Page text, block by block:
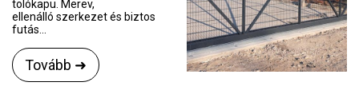
tolókapu. Merev,
ellenálló szerkezet és biztos
futás...
Tovább ➜